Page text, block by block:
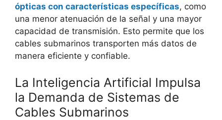
ópticas con características específicas, como
una menor atenuación de la señal y una mayor
capacidad de transmisión. Esto permite que los
cables submarinos transporten más datos de
manera eficiente y confiable.
La Inteligencia Artificial Impulsa
la Demanda de Sistemas de
Cables Submarinos